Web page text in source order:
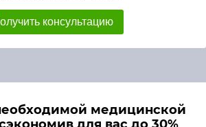
консультацию
медицинской